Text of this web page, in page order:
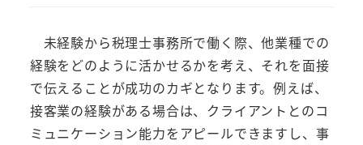
未経験から税理士事務所で働く際、他業種での
経験をどのように活かせるかを考え、それを面接
で伝えることが成功のカギとなります。例えば、
接客業の経験がある場合は、クライアントとのコ
ミュニケーション能力をアピールできますし、事